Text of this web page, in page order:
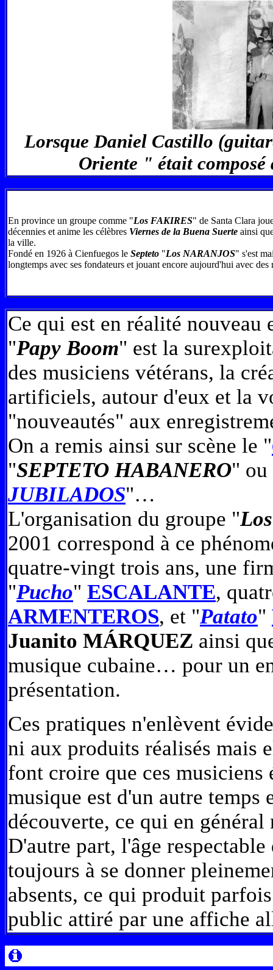
Lorsque Daniel Castillo
Oriente " était composé
En province un groupe comme "Los FAKIRES" de Santa Clara
décennies et anime les célèbres Viernes de la Buena Suerte ainsi
la ville.
Fondé en 1926 à Cienfuegos le Septeto "Los NARANJOS" s'est
longtemps avec ses fondateurs et jouant encore aujourd'hui avec des
Ce qui est en réalité nouveau
"Papy Boom" est la
des musiciens vétérans, la
artificiels, autour d'eux et la
"nouveautés" aux
On a remis ainsi sur scène le "
"SEPTETO HABANERO" ou
JUBILADOS"…
L'organisation du groupe "
2001 correspond à ce
quatre-vingt trois ans, une
"Pucho" ESCALANTE,
ARMENTEROS, et "Patato"
Juanito MÁRQUEZ ainsi
musique cubaine… pour un
présentation.
Ces pratiques n'enlèvent
ni aux produits réalisés mais
font croire que ces musiciens
musique est d'un autre
découverte, ce qui en général
D'autre part, l'âge
toujours à se donner
absents, ce qui produit
public attiré par une affiche